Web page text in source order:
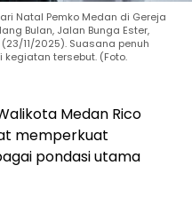
Natal Pemko Medan di Gereja
Bulan, Jalan Bunga Ester,
11/2025). Suasana penuh
tersebut. (Foto.
Medan Rico
memperkuat
pondasi utama